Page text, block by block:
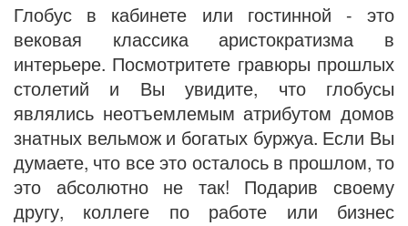
Глобус в кабинете или гостинной - это
вековая классика аристократизма в
интерьере. Посмотритете гравюры прошлых
столетий и Вы увидите, что глобусы
являлись неотъемлемым атрибутом домов
знатных вельмож и богатых буржуа. Если Вы
думаете, что все это осталось в прошлом, то
это абсолютно не так! Подарив своему
другу, коллеге по работе или бизнес